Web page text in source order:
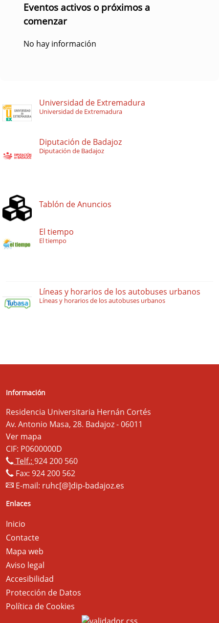
Eventos activos o próximos a
comenzar
No hay información
Universidad de Extremadura
Universidad de Extremadura
Diputación de Badajoz
Diputación de Badajoz
Tablón de Anuncios
El tiempo
El tiempo
Líneas y horarios de los autobuses urbanos
Líneas y horarios de los autobuses urbanos
Información
Residencia Universitaria Hernán Cortés
Av. Antonio Masa, 28. Badajoz - 06011
Ver mapa
CIF: P0600000D
Telf.: 924 200 560
Fax: 924 200 562
E-mail: ruhc[@]dip-badajoz.es
Enlaces
Inicio
Contacte
Mapa web
Aviso legal
Accesibilidad
Protección de Datos
Política de Cookies